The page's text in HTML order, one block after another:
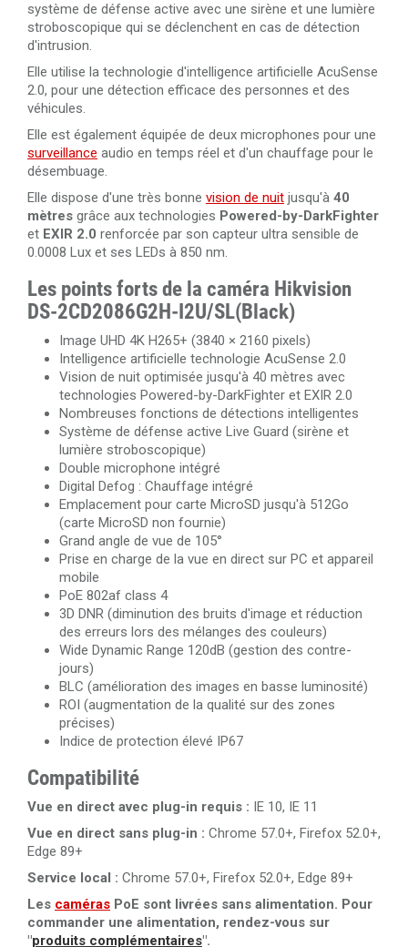
système de défense active avec une sirène et une lumière
stroboscopique qui se déclenchent en cas de détection
d'intrusion.
Elle utilise la technologie d'intelligence artificielle AcuSense
2.0, pour une détection efficace des personnes et des
véhicules.
Elle est également équipée de deux microphones pour une
surveillance audio en temps réel et d'un chauffage pour le
désembuage.
Elle dispose d'une très bonne vision de nuit jusqu'à 40
mètres grâce aux technologies Powered-by-DarkFighter
et EXIR 2.0 renforcée par son capteur ultra sensible de
0.0008 Lux et ses LEDs à 850 nm.
Les points forts de la caméra Hikvision
DS-2CD2086G2H-I2U/SL(Black)
Image UHD 4K H265+ (3840 × 2160 pixels)
Intelligence artificielle technologie AcuSense 2.0
Vision de nuit optimisée jusqu'à 40 mètres avec
technologies Powered-by-DarkFighter et EXIR 2.0
Nombreuses fonctions de détections intelligentes
Système de défense active Live Guard (sirène et
lumière stroboscopique)
Double microphone intégré
Digital Defog : Chauffage intégré
Emplacement pour carte MicroSD jusqu'à 512Go
(carte MicroSD non fournie)
Grand angle de vue de 105°
Prise en charge de la vue en direct sur PC et appareil
mobile
PoE 802af class 4
3D DNR (diminution des bruits d'image et réduction
des erreurs lors des mélanges des couleurs)
Wide Dynamic Range 120dB (gestion des contre-
jours)
BLC (amélioration des images en basse luminosité)
ROI (augmentation de la qualité sur des zones
précises)
Indice de protection élevé IP67
Compatibilité
Vue en direct avec plug-in requis : IE 10, IE 11
Vue en direct sans plug-in : Chrome 57.0+, Firefox 52.0+,
Edge 89+
Service local : Chrome 57.0+, Firefox 52.0+, Edge 89+
Les caméras PoE sont livrées sans alimentation. Pour
commander une alimentation, rendez-vous sur
"produits complémentaires".